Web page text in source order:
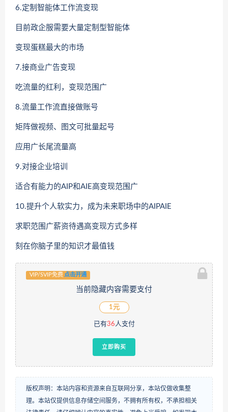
6.定制智能体工作流变现
目前政企服需要大量定制型智能体
变现蛋糕最大的市场
7.接商业广告变现
吃流量的红利，变现范围广
8.流量工作流直接做账号
矩阵做视频、图文可批量起号
应用广长尾流量高
9.对接企业培训
适合有能力的AIP和AIE高变现范围广
10.提升个人软实力，成为未来职场中的AIPAIE
求职范围广薪资待遇高变现方式多样
刻在你脑子里的知识才最值钱
VIP/SVIP免费 点击开通
当前隐藏内容需要支付
1元
已有36人支付
立即购买
版权声明：本站内容和资源来自互联网分享，本站仅做收集整
理。本站仅提供信息存储空间服务，不拥有所有权，不承担相关